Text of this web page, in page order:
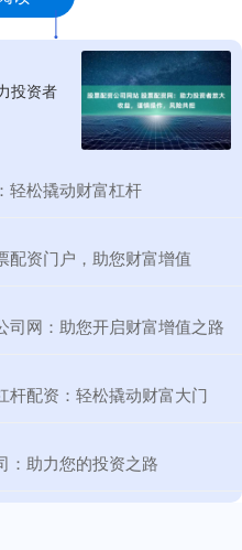
投资者
轻松撬动财富杠杆
配资门户，助您财富增值
司网：助您开启财富增值之路
杆配资：轻松撬动财富大门
：助力您的投资之路